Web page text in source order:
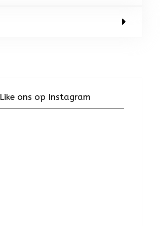
Like ons op Instagram